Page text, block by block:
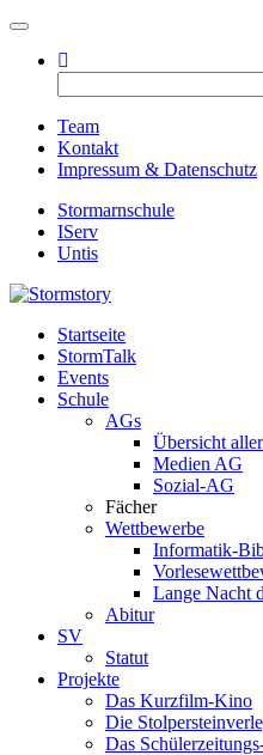
Toggle navigation
nach:
Team
Kontakt
Impressum & Datenschutz
Stormarnschule
IServ
Untis
Stormstory
Eure digitale
Startseite
StormTalk
Events
Schule
AGs
Übersicht
Medien AG
Sozial-AG
Fächer
Wettbewerbe
Informatik-
Lange Nacht
Abitur
SV
Statut
Projekte
Das Kurzfilm-Kino
Die
Das